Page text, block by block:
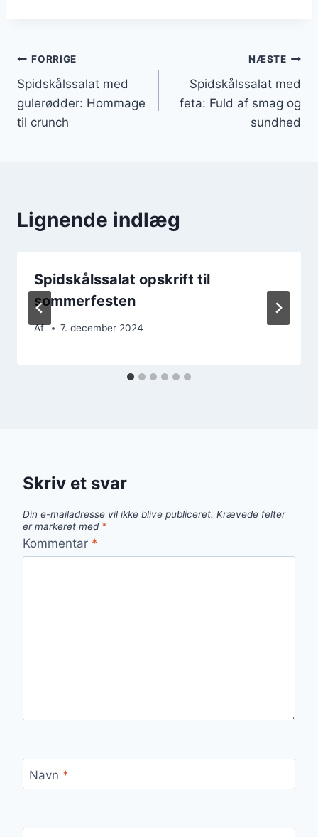
Indlægsnavigation
FORRIGE
Spidskålssalat med
gulerødder: Hommage
til crunch
NÆSTE
Spidskålssalat med
feta: Fuld af smag og
sundhed
Lignende indlæg
Spidskålssalat opskrift til
sommerfesten
Af 7. december 2024
Skriv et svar
Din e-mailadresse vil ikke blive publiceret. Krævede felter
er markeret med *
Kommentar *
Navn *